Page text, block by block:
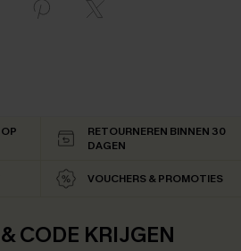
RETOURNEREN BINNEN 30
DAGEN
VOUCHERS & PROMOTIES
CODE KRIJGEN